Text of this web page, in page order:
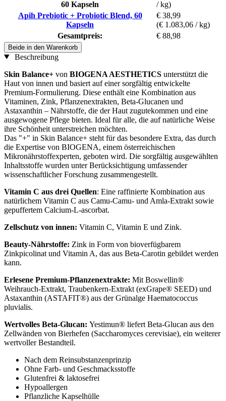
60 Kapseln
/ kg)
Apih Prebiotic + Probiotic Blend, 60
Kapseln
€ 38,99
(€ 1.083,06 / kg)
Gesamtpreis:
€ 88,98
Beide in den Warenkorb
Beschreibung
Skin Balance+ von BIOGENA AESTHETICS unterstützt die
Haut von innen und basiert auf einer sorgfältig entwickelte
Premium-Formulierung. Diese enthält eine Kombination aus
Vitaminen, Zink, Pflanzenextrakten, Beta-Glucanen und
Astaxanthin – Nährstoffe, die der Haut zugutekommen und eine
ausgewogene Pflege bieten. Ideal für alle, die auf natürliche Weise
ihre Schönheit unterstreichen möchten.
Das "+" in Skin Balance+ steht für das besondere Extra, das durch
die Expertise von BIOGENA, einem österreichischen
Mikronährstoffexperten, geboten wird. Die sorgfältig ausgewählten
Inhaltsstoffe wurden unter Berücksichtigung umfassender
wissenschaftlicher Forschung zusammengestellt.
Vitamin C aus drei Quellen: Eine raffinierte Kombination aus
natürlichem Vitamin C aus Camu-Camu- und Amla-Extrakt sowie
gepuffertem Calcium-L-ascorbat.
Zellschutz von innen: Vitamin C, Vitamin E und Zink.
Beauty-Nährstoffe: Zink in Form von bioverfügbarem
Zinkpicolinat und Vitamin A, das aus Beta-Carotin gebildet werden
kann.
Erlesene Premium-Pflanzenextrakte: Mit Boswellin®
Weihrauch-Extrakt, Traubenkern-Extrakt (exGrape® SEED) und
Astaxanthin (ASTAFIT®) aus der Grünalge Haematococcus
pluvialis.
Wertvolles Beta-Glucan: Yestimun® liefert Beta-Glucan aus den
Zellwänden von Bierhefen (Saccharomyces cerevisiae), ein weiterer
wertvoller Bestandteil.
Nach dem Reinsubstanzenprinzip
Ohne Farb- und Geschmacksstoffe
Glutenfrei & laktosefrei
Hypoallergen
Pflanzliche Kapselhülle